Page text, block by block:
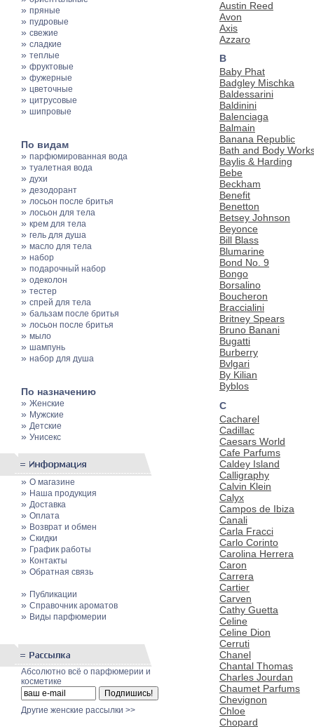
» пряные
» пудровые
» свежие
» сладкие
» теплые
» фруктовые
» фужерные
» цветочные
» цитрусовые
» шипровые
По видам
» парфюмированная вода
» туалетная вода
» духи
» дезодорант
» лосьон после бритья
» лосьон для тела
» крем для тела
» гель для душа
» масло для тела
» набор
» подарочный набор
» одеколон
» тестер
» спрей для тела
» бальзам после бритья
» лосьон после бритья
» мыло
» шампунь
» набор для душа
По назначению
» Женские
» Мужские
» Детские
» Унисекс
» О магазине
» Наша продукция
» Доставка
» Оплата
» Возврат и обмен
» Скидки
» График работы
» Контакты
» Обратная связь
» Публикации
» Cправочник ароматов
» Виды парфюмерии
Абсолютно всё о парфюмерии и
косметике
Другие женские рассылки >>
Austin Reed
Avon
Axis
Azzaro
B
Baby Phat
Badgley Mischka
Baldessarini
Baldinini
Balenciaga
Balmain
Banana Republic
Bath and Body
Baylis & Harding
Bebe
Beckham
Benefit
Benetton
Betsey Johnson
Beyonce
Bill Blass
Blumarine
Bond No. 9
Bongo
Borsalino
Boucheron
Braccialini
Britney Spears
Bruno Banani
Bugatti
Burberry
Bvlgari
By Kilian
Byblos
C
Cacharel
Cadillac
Caesars World
Cafe Parfums
Caldey Island
Calligraphy
Calvin Klein
Calyx
Campos de Ibiza
Canali
Carla Fracci
Carlo Corinto
Carolina Herrera
Caron
Carrera
Cartier
Carven
Cathy Guetta
Celine
Celine Dion
Cerruti
Chanel
Chantal Thomas
Charles Jourdan
Chaumet Parfums
Chevignon
Chloe
Chopard